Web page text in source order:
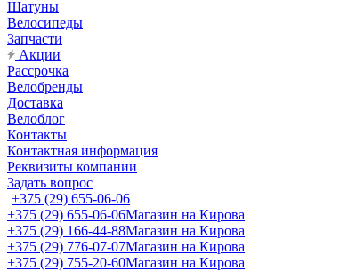
Шатуны
Велосипеды
Запчасти
Акции
Рассрочка
Велобренды
Доставка
Велоблог
Контакты
Контактная информация
Реквизиты компании
Задать вопрос
+375 (29) 655-06-06
+375 (29) 655-06-06Магазин на Кирова
+375 (29) 166-44-88Магазин на Кирова
+375 (29) 776-07-07Магазин на Кирова
+375 (29) 755-20-60Магазин на Кирова